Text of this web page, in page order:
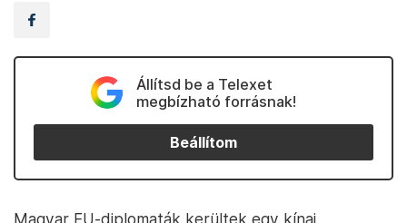
Állítsd be a Telexet
megbízható forrásnak!
Beállítom
Magyar EU-diplomaták kerültek egy kínai